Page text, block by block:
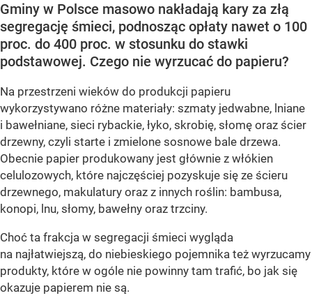
Gminy w Polsce masowo nakładają kary za złą
segregację śmieci, podnosząc opłaty nawet o 100
proc. do 400 proc. w stosunku do stawki
podstawowej. Czego nie wyrzucać do papieru?
Na przestrzeni wieków do produkcji papieru
wykorzystywano różne materiały: szmaty jedwabne, lniane
i bawełniane, sieci rybackie, łyko, skrobię, słomę oraz ścier
drzewny, czyli starte i zmielone sosnowe bale drzewa.
Obecnie papier produkowany jest głównie z włókien
celulozowych, które najczęściej pozyskuje się ze ścieru
drzewnego, makulatury oraz z innych roślin: bambusa,
konopi, lnu, słomy, bawełny oraz trzciny.
Choć ta frakcja w segregacji śmieci wygląda
na najłatwiejszą, do niebieskiego pojemnika też wyrzucamy
produkty, które w ogóle nie powinny tam trafić, bo jak się
okazuje papierem nie są.